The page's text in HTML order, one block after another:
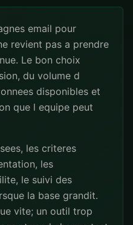
email pour
revient pas a prendre
Le bon choix
du volume d
disponibles et
que l equipe peut
les criteres
les
le suivi des
la base grandit.
vite; un outil trop